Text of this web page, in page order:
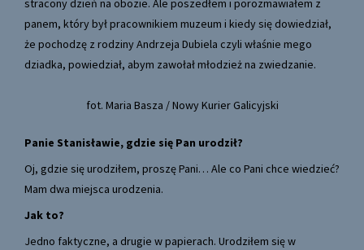
stracony dzień na obozie. Ale poszedłem i porozmawiałem z
panem, który był pracownikiem muzeum i kiedy się dowiedział,
że pochodzę z rodziny Andrzeja Dubiela czyli właśnie mego
dziadka, powiedział, abym zawołał młodzież na zwiedzanie.
fot. Maria Basza / Nowy Kurier Galicyjski
Panie Stanisławie, gdzie się Pan urodził?
Oj, gdzie się urodziłem, proszę Pani… Ale co Pani chce wiedzieć?
Mam dwa miejsca urodzenia.
Jak to?
Jedno faktyczne, a drugie w papierach. Urodziłem się w